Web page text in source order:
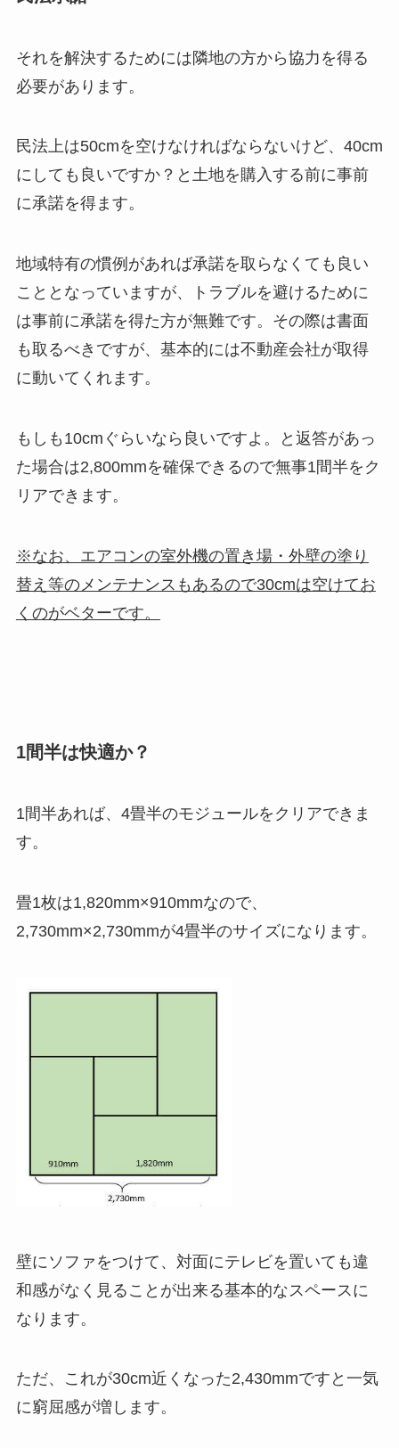
それを解決するためには隣地の方から協力を得る
必要があります。
民法上は50cmを空けなければならないけど、40cm
にしても良いですか？と土地を購入する前に事前
に承諾を得ます。
地域特有の慣例があれば承諾を取らなくても良い
こととなっていますが、トラブルを避けるために
は事前に承諾を得た方が無難です。その際は書面
も取るべきですが、基本的には不動産会社が取得
に動いてくれます。
もしも10cmぐらいなら良いですよ。と返答があっ
た場合は2,800mmを確保できるので無事1間半をク
リアできます。
※なお、エアコンの室外機の置き場・外壁の塗り
替え等のメンテナンスもあるので30cmは空けてお
くのがベターです。
1間半は快適か？
1間半あれば、4畳半のモジュールをクリアできま
す。
畳1枚は1,820mm×910mmなので、
2,730mm×2,730mmが4畳半のサイズになります。
壁にソファをつけて、対面にテレビを置いても違
和感がなく見ることが出来る基本的なスペースに
なります。
ただ、これが30cm近くなった2,430mmですと一気
に窮屈感が増します。